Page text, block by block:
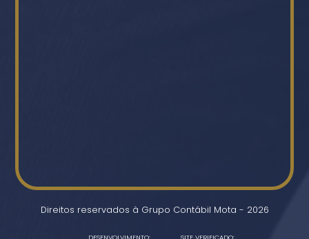
Direitos reservados à Grupo Contábil Mota - 2026
DESENVOLVIMENTO: SITE VERIFICADO: